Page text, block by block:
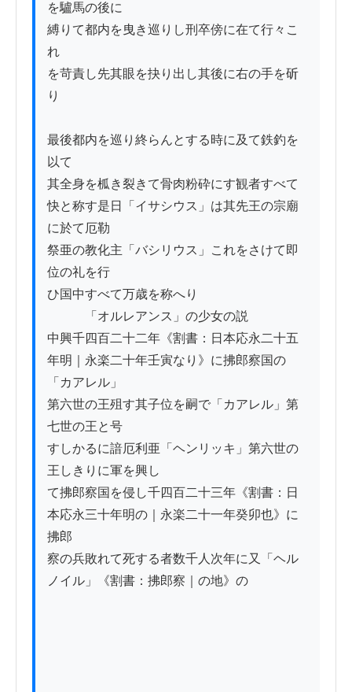
を驢馬の後に
縛りて都内を曳き巡りし刑卒傍に在て行々こ
れ
を苛責し先其眼を抉り出し其後に右の手を斫
り
最後都内を巡り終らんとする時に及て鉄釣を
以て
其全身を柧き裂きて骨肉粉砕にす観者すべて
快と称す是日「イサシウス」は其先王の宗廟
に於て厄勒
祭亜の教化主「バシリウス」これをさけて即
位の礼を行
ひ国中すべて万歳を称へり
「オルレアンス」の少女の説
中興千四百二十二年《割書：日本応永二十五
年明｜永楽二十年壬寅なり》に拂郎察国の
「カアレル」
第六世の王殂す其子位を嗣で「カアレル」第
七世の王と号
すしかるに諳厄利亜「ヘンリッキ」第六世の
王しきりに軍を興し
て拂郎察国を侵し千四百二十三年《割書：日
本応永三十年明の｜永楽二十一年癸卯也》に
拂郎
察の兵敗れて死する者数千人次年に又「ヘル
ノイル」《割書：拂郎察｜の地》の